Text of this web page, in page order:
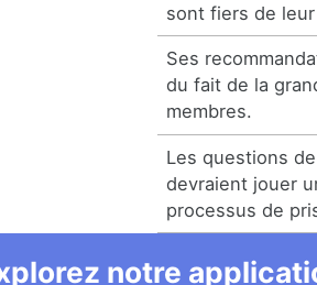
sont fiers de
Ses
du fait de la
membres.
Les questions
devraient jouer
processus de
notre